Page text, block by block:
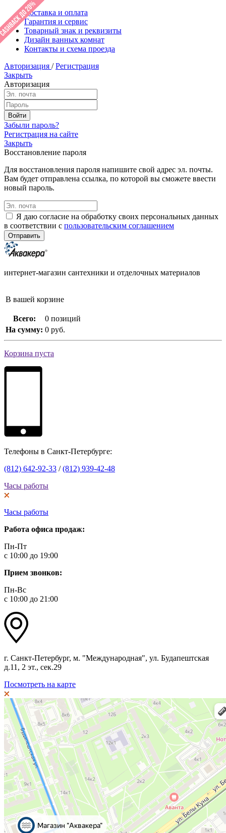
Доставка и оплата
Гарантия и сервис
Товарный знак и реквизиты
Дизайн ванных комнат
Контакты и схема проезда
Авторизация / Регистрация
Закрыть
Авторизация
Забыли пароль?
Регистрация на сайте
Закрыть
Восстановление пароля
Для восстановления пароля напишите свой адрес эл. почты.
Вам будет отправлена ссылка, по которой вы сможете ввести
новый пароль.
Я даю согласие на обработку своих персональных данных
в соответствии с пользовательским соглашением
интернет-магазин сантехники и отделочных материалов
В вашей корзине
Всего:
0 позиций
На сумму: 0 руб.
Корзина пуста
Телефоны в Санкт-Петербурге:
(812) 642-92-33 /(812) 939-42-48
Часы работы
Часы работы
Работа офиса продаж:
Пн-Пт
с 10:00 до 19:00
Прием звонков:
Пн-Вс
с 10:00 до 21:00
г. Санкт-Петербург, м. "Международная", ул. Будапештская
д.11, 2 эт., сек.29
Посмотреть на карте